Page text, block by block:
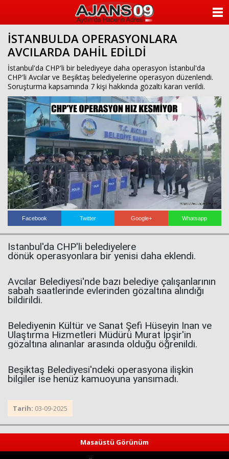
İSTANBULDA OPERASYONLARA
AVCILARDA DAHİL EDİLDİ
İstanbul'da CHP'li bir belediyeye daha operasyon İstanbul'da
CHP'li Avcılar ve Beşiktaş belediyelerine operasyon düzenlendi.
Soruşturma kapsamında 7 kişi hakkında gözaltı kararı verildi.
Facebook Twitter Google+ Whatsapp
İstanbul'da CHP'li belediyelere
dönük operasyonlara bir yenisi daha eklendi.
Avcılar Belediyesi'nde bazı belediye çalışanlarının
sabah saatlerinde evlerinden gözaltına alındığı
bildirildi.
Belediyenin Kültür ve Sanat Şefi Hüseyin İnan ve
Ulaştırma Hizmetleri Müdürü Murat İpşir'in
gözaltına alınanlar arasında olduğu öğrenildi.
Beşiktaş Belediyesi'ndeki operasyona ilişkin
bilgiler ise henüz kamuoyuna yansımadı.
Tarih: 03-09-2025
Masaüstü Görünüm
KATEGORİLER
ANKETLER
FOTO GALERİ
VİDEO GALERİ
KÜNYE
İLETİŞİM